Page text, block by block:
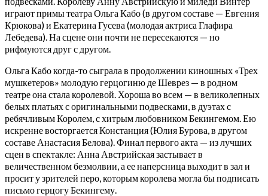
играют примы театра Ольга Кабо (в другом составе — Евгения
Крюкова) и Екатерина Гусева (молодая актриса Глафира
Лебедева). На сцене они почти не пересекаются — но
рифмуются друг с другом.
Ольга Кабо когда-то сыграла в продолжении киношных «Трех
мушкетеров» молодую герцогиню де Шеврез — в родном
театре она стала королевой. Хороша во всем — в великолепных
белых платьях с оригинальными подвесками, в дуэтах с
ребячливым Королем, с хитрым любовником Бекингемом. Ею
искренне восторгается Констанция (Юлия Бурова, в другом
составе Анастасия Белова). Финал первого акта — из лучших
сцен в спектакле: Анна Австрийская застывает в
величественном безмолвии, а ее наперсница выходит в зал и
просит у зрителей перо, которым королева могла бы подписать
письмо герцогу Бекингему.